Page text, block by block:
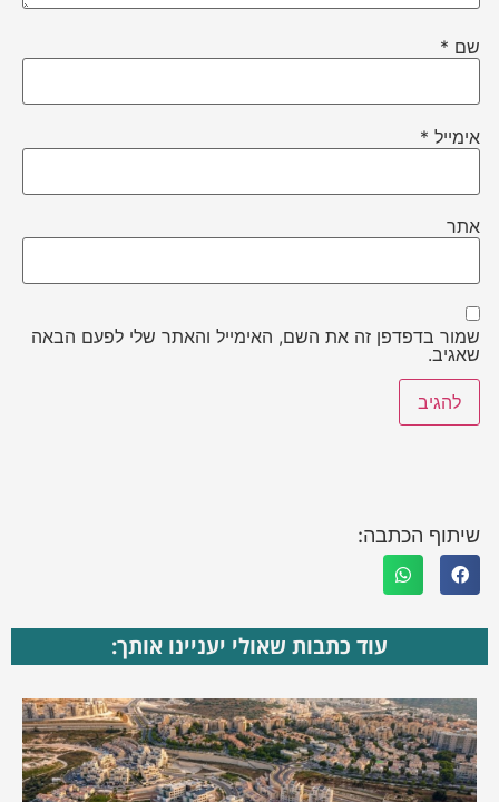
שם *
אימייל *
אתר
שמור בדפדפן זה את השם, האימייל והאתר שלי לפעם הבאה
שאגיב.
שיתוף הכתבה:
עוד כתבות שאולי יעניינו אותך: